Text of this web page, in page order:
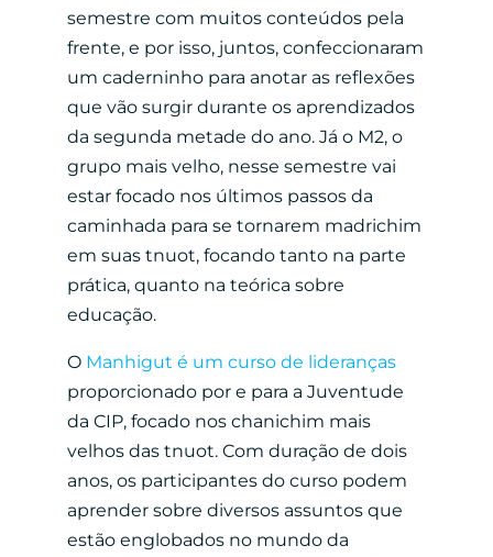
semestre com muitos conteúdos pela
frente, e por isso, juntos, confeccionaram
um caderninho para anotar as reflexões
que vão surgir durante os aprendizados
da segunda metade do ano. Já o M2, o
grupo mais velho, nesse semestre vai
estar focado nos últimos passos da
caminhada para se tornarem madrichim
em suas tnuot, focando tanto na parte
prática, quanto na teórica sobre
educação.
O Manhigut é um curso de lideranças
proporcionado por e para a Juventude
da CIP, focado nos chanichim mais
velhos das tnuot. Com duração de dois
anos, os participantes do curso podem
aprender sobre diversos assuntos que
estão englobados no mundo da